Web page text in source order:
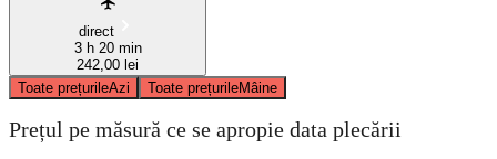
direct
3 h 20 min
242,00 lei
Toate prețurileAzi Toate prețurileMâine
Prețul pe măsură ce se apropie data plecării